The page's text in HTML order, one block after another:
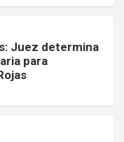
Juez determina
para